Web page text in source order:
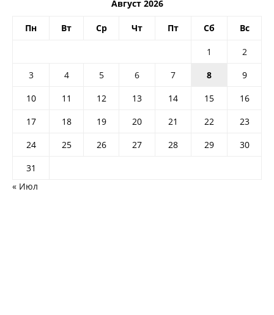
Август 2026
Пн Вт Ср Чт Пт Сб Вс
1
2
3
4 5 6 7 8
9
10
11 12 13 14 15
16
17
18 19 20 21 22
23
24
25 26 27 28 29
30
31
« Июл